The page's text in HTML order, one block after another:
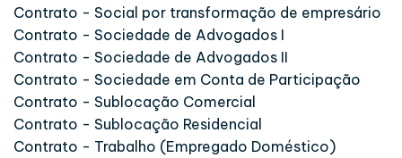
Contrato - Social por transformação de empresário
Contrato - Sociedade de Advogados I
Contrato - Sociedade de Advogados II
Contrato - Sociedade em Conta de Participação
Contrato - Sublocação Comercial
Contrato - Sublocação Residencial
Contrato - Trabalho (Empregado Doméstico)